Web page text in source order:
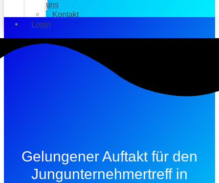
uns
Kontakt
Login
Gelungener Auftakt für den
Jungunternehmertreff in